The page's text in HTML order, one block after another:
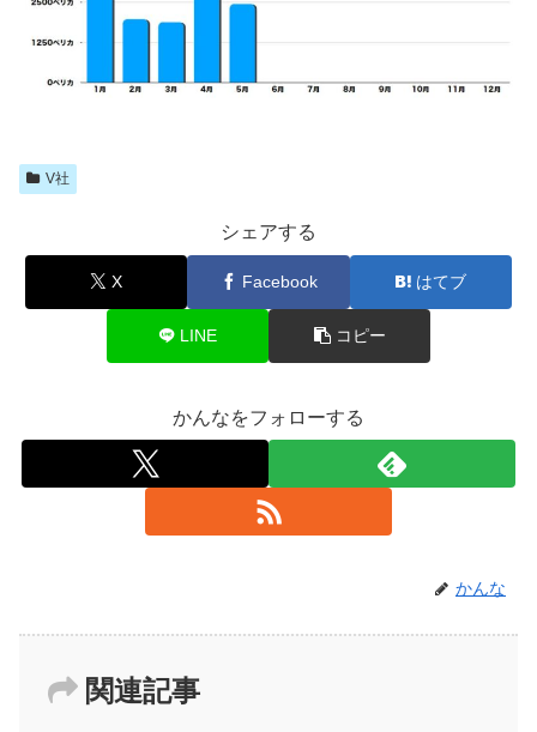
V社
シェアする
X Facebook はてブ
LINE コピー
かんなをフォローする
かんな
関連記事